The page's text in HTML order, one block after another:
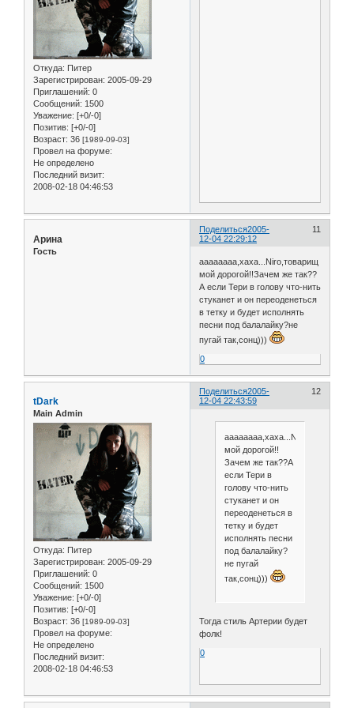
Откуда: Питер
Зарегистрирован: 2005-09-29
Приглашений: 0
Сообщений: 1500
Уважение: [+0/-0]
Позитив: [+0/-0]
Возраст: 36 [1989-09-03]
Провел на форуме:
Не определено
Последний визит:
2008-02-18 04:46:53
Поделиться 11
2005-
12-04 22:29:12
Арина
Гость
аааааааа,хаха...Niro,товарищ
мой дорогой!!Зачем же так??
А если Тери в голову что-нить
стуканет и он переоденеться
в тетку и будет исполнять
песни под балалайку?не
пугай так,сонц)))
0
Поделиться 12
2005-
12-04 22:43:59
tDark
Main Admin
Откуда: Питер
Зарегистрирован: 2005-09-29
Приглашений: 0
Сообщений: 1500
Уважение: [+0/-0]
Позитив: [+0/-0]
Возраст: 36 [1989-09-03]
Провел на форуме:
Не определено
Последний визит:
2008-02-18 04:46:53
аааааааа,хаха...Niro,товарищ
мой дорогой!!
Зачем же так??А
если Тери в
голову что-нить
стуканет и он
переоденеться в
тетку и будет
исполнять песни
под балалайку?
не пугай
так,сонц)))
Тогда стиль Артерии будет
фолк!
0